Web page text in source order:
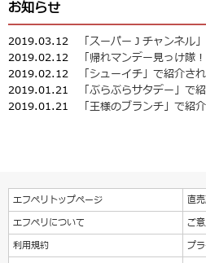
お知らせ
2019.03.12
「スーパーＪチャンネル
2019.02.12
「帰れマンデー見っけ隊
2019.02.12
「シューイチ」で紹介さ
2019.01.21
「ぶらぶらサタデー」で
2019.01.21
「王様のブランチ」で紹
エフペリトップページ
直
エフペリについて
ご
利用規約
プ